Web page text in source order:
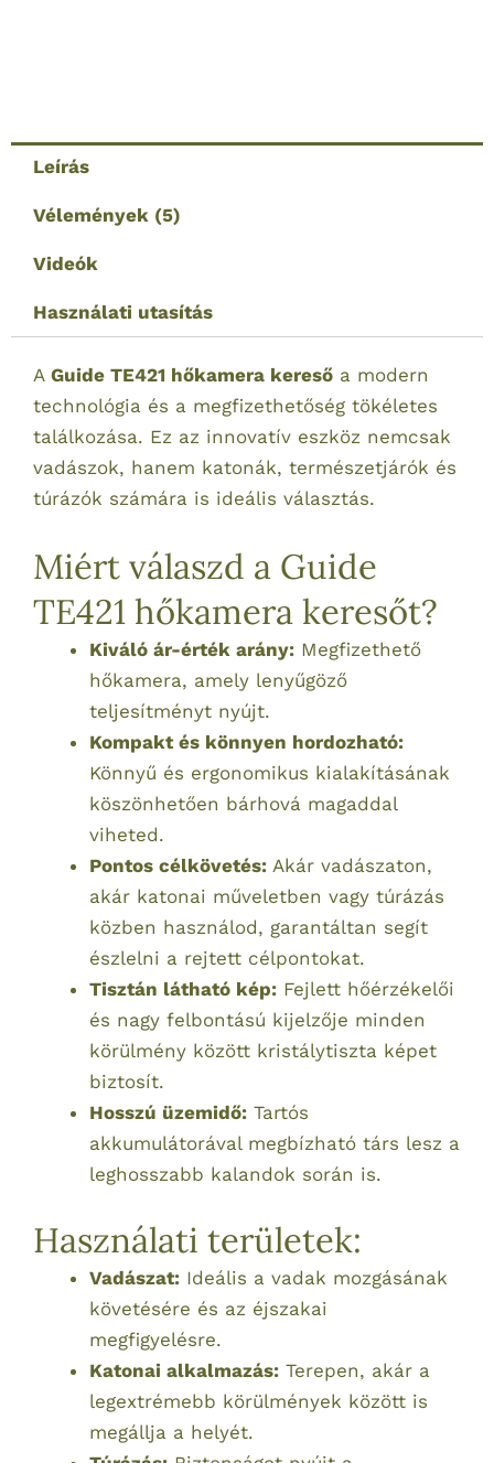
Leírás
Vélemények (5)
Videók
Használati utasítás
A Guide TE421 hőkamera kereső a modern
technológia és a megfizethetőség tökéletes
találkozása. Ez az innovatív eszköz nemcsak
vadászok, hanem katonák, természetjárók és
túrázók számára is ideális választás.
Miért válaszd a Guide
TE421 hőkamera keresőt?
Kiváló ár-érték arány: Megfizethető
hőkamera, amely lenyűgöző
teljesítményt nyújt.
Kompakt és könnyen hordozható:
Könnyű és ergonomikus kialakításának
köszönhetően bárhová magaddal
viheted.
Pontos célkövetés: Akár vadászaton,
akár katonai műveletben vagy túrázás
közben használod, garantáltan segít
észlelni a rejtett célpontokat.
Tisztán látható kép: Fejlett hőérzékelői
és nagy felbontású kijelzője minden
körülmény között kristálytiszta képet
biztosít.
Hosszú üzemidő: Tartós
akkumulátorával megbízható társ lesz a
leghosszabb kalandok során is.
Használati területek:
Vadászat: Ideális a vadak mozgásának
követésére és az éjszakai
megfigyelésre.
Katonai alkalmazás: Terepen, akár a
legextrémebb körülmények között is
megállja a helyét.